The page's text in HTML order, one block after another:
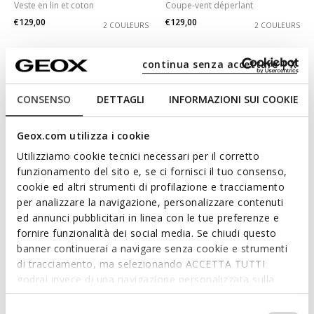
CONSENSO DETTAGLI INFORMAZIONI SUI COOKIE
Geox.com utilizza i cookie
Utilizziamo cookie tecnici necessari per il corretto
funzionamento del sito e, se ci fornisci il tuo consenso,
cookie ed altri strumenti di profilazione e tracciamento
per analizzare la navigazione, personalizzare contenuti
ed annunci pubblicitari in linea con le tue preferenze e
fornire funzionalità dei social media. Se chiudi questo
banner continuerai a navigare senza cookie e strumenti
di tracciamento, ma selezionando ACCETTA TUTTI
godrai invece di una navigazione personalizzata sulla
base dei tuoi gusti ed interessi. Selezionando
IMPOSTAZIONI potrai anche scegliere quali cookies ed
continua senza accettare | X
Veste en lin et coton
€129,00
2 COULEURS
Coupe-vent déperlant
€129,00
2 COULEURS
DERNIERS PRIX D'ÉTÉ
ANNYA FEMME
Veste de printemps
€99,00
2 COULEURS
DERNIERS PRIX D'ÉTÉ
SPHERICA FEMME
Imperméable à capuche
€109,00
2 COULEURS